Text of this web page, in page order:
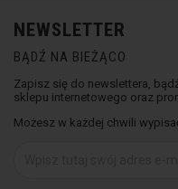
NEWSLETTER
BĄDŹ NA BIEŻĄCO
Zapisz się do newslettera,
sklepu internetowego oraz
Możesz w każdej chwili